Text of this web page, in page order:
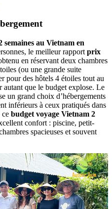
semaines au Vietnam en
le meilleur rapport prix
en réservant deux chambres
(ou une grande suite
pour des hôtels 4 étoiles tout au
que le budget explose. Le
un grand choix d’hébergements
inférieurs à ceux pratiqués dans
ce budget voyage Vietnam 2
confort : piscine, petit-
spacieuses et souvent